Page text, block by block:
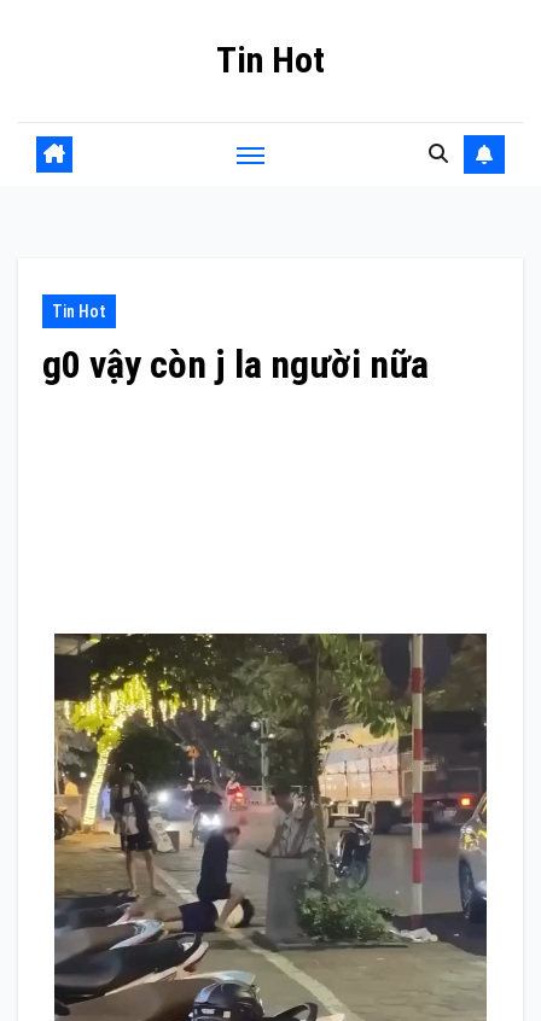
Tin Hot
Tin Hot
g0 vậy còn j la người nữa